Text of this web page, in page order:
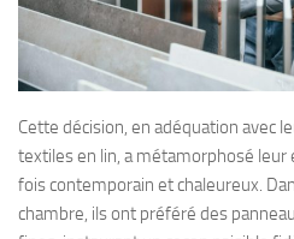
Cette décision, en adéquation avec
textiles en lin, a métamorphosé leur
fois contemporain et chaleureux.
chambre, ils ont préféré des